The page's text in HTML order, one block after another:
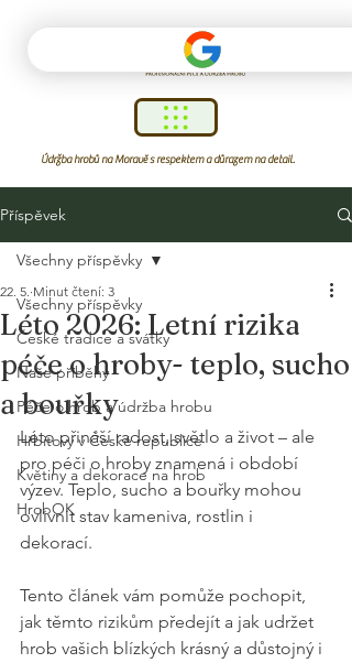
Údržba hrobů na Moravě s respektem a důrazem na detail.
Příspěvek
Všechny příspěvky
České tradice a svátky
Naše příběhy
Péče o hrob a údržba hrobu
Hřbitovy v České republice
Květiny a dekorace na hrob
HrobOK
Všechny příspěvky
Léto 2026: Letní rizika
péče o hroby- teplo, sucho
a bouřky
22. 5. Minut čtení: 3
Léto přináší radost, světlo a život – ale
pro péči o hroby znamená i období
výzev. Teplo, sucho a bouřky mohou
ovlivnit stav kameniva, rostlin i
dekorací.
Tento článek vám pomůže pochopit,
jak těmto rizikům předejít a jak udržet
hrob vašich blízkých krásný a důstojný i